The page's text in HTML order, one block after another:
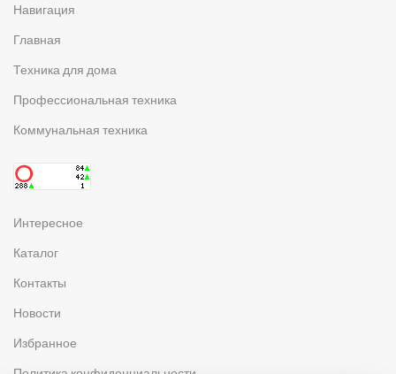
Навигация
Главная
Техника для дома
Профессиональная техника
Коммунальная техника
Интересное
Каталог
Контакты
Новости
Избранное